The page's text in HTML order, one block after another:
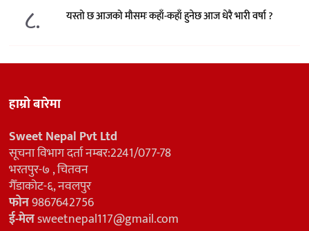
८. यस्तो छ आजको मौसमः कहाँ-कहाँ हुनेछ आज धेरै भारी वर्षा ?
हाम्रो बारेमा
Sweet Nepal Pvt Ltd
सूचना विभाग दर्ता नम्बर:2241/077-78
भरतपुर-७ , चितवन
गैँडाकोट-६, नवलपुर
फोन9867642756
ई-मेलsweetnepal117@gmail.com